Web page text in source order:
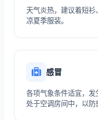
天气炎热，建议着短
凉夏季服装。
感冒
各项气象条件适宜，
处于空调房间中，以防